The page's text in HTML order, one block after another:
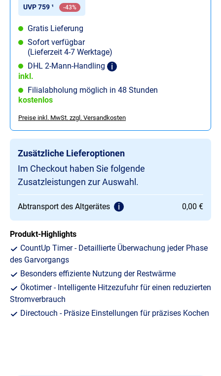
UVP 759 ¹ -43%
Gratis Lieferung
Sofort verfügbar
(Lieferzeit 4-7 Werktage)
DHL 2-Mann-Handling
inkl.
Filialabholung möglich in 48 Stunden
kostenlos
Preise inkl. MwSt. zzgl. Versandkosten
Zusätzliche Lieferoptionen
Im Checkout haben Sie folgende
Zusatzleistungen zur Auswahl.
0,00 €
Abtransport des Altgerätes
Produkt-Highlights
CountUp Timer - Detaillierte Überwachung jeder Phase
des Garvorgangs
Besonders effiziente Nutzung der Restwärme
Ökotimer - Intelligente Hitzezufuhr für einen reduzierten
Stromverbrauch
Directouch - Präsize Einstellungen für präzises Kochen